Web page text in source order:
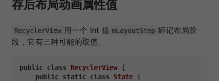
存后布局动画属性值
RecyclerView 用一个 Int 值 mLayoutStep 标记布局阶
段，它有三种可能的取值。
public class RecyclerView {
public
static class State {